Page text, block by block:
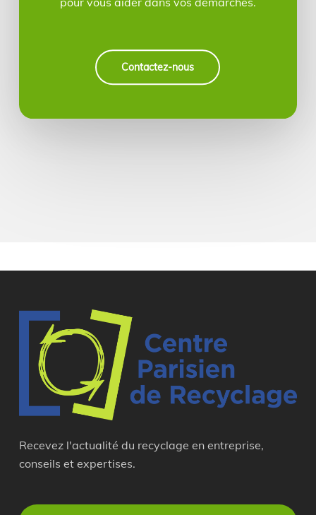
Contactez-nous
Recevez l'actualité du recyclage en entreprise,
conseils et expertises.